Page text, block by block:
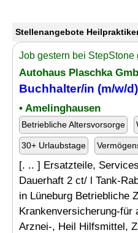
Stellenangebote
Job gestern bei StepStone
Autohaus Plaschka
Buchhalter/in (m/w/d)
• Amelinghausen
Betriebliche Altersvorsorge
30+ Urlaubstage
[. .. ] Ersatzteile,
Dauerhaft 2 ct/ l Tank-
in Lüneburg Betriebliche
Krankenversicherung-für
Arznei-, Heil Hilfsmittel,